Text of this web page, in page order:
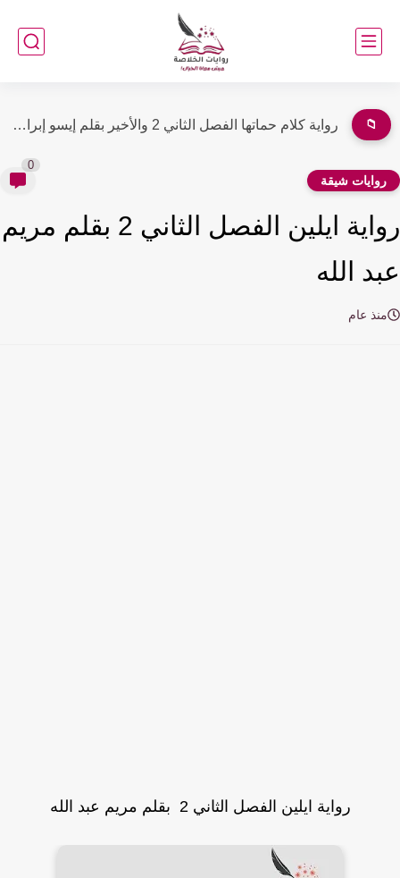
📁 رواية كلام حماتها الفصل الثاني 2 والأخير بقلم إيسو إبراهيم
شيقة
رواية ايلين الفصل الثاني 2 بقلم مريم
الله
عام
رواية ايلين الفصل الثاني 2 بقلم مريم عبد الله